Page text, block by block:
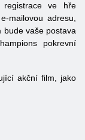
ve hře
mailovou adresu,
bude vaše postava
pokrevní
akční film, jako